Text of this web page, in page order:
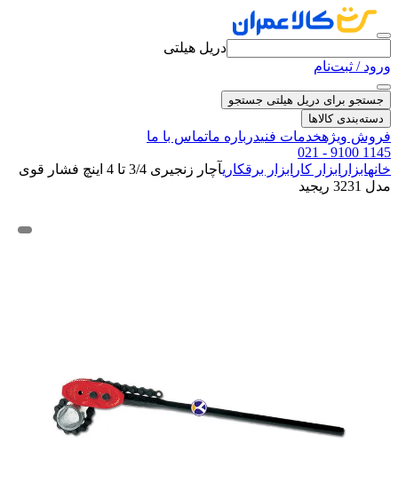
دریل هیلتی
ورود / ثبت‌نام
جستجو برای دریل هیلتی جستجو
دسته‌بندی کالاها
فروش ویژهخدمات فنیدرباره ماتماس با ما
021 - 9100 1145
خانهابزار ابزار کار ابزار برقکاری
آچار زنجیری 3/4 تا 4 اینچ فشار قوی
مدل 3231 ریجید